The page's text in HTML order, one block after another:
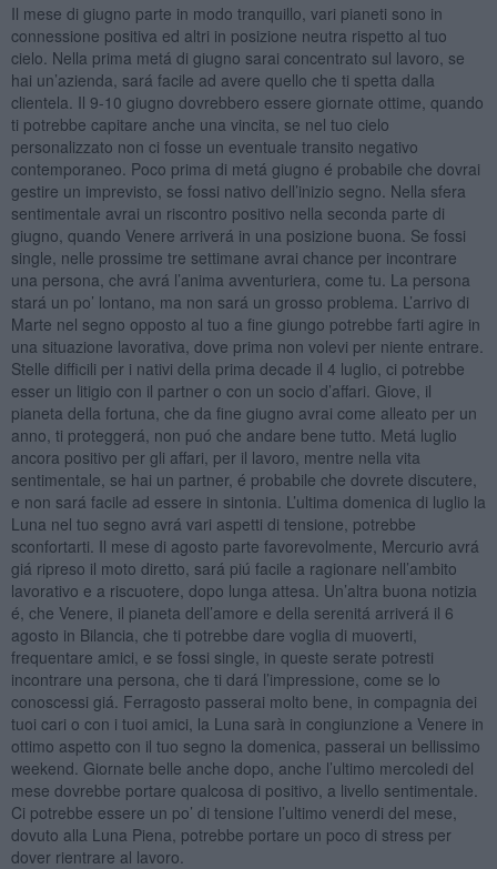
Il mese di giugno parte in modo tranquillo, vari pianeti sono in
connessione positiva ed altri in posizione neutra rispetto al tuo
cielo. Nella prima metá di giugno sarai concentrato sul lavoro, se
hai un’azienda, sará facile ad avere quello che ti spetta dalla
clientela. Il 9-10 giugno dovrebbero essere giornate ottime, quando
ti potrebbe capitare anche una vincita, se nel tuo cielo
personalizzato non ci fosse un eventuale transito negativo
contemporaneo. Poco prima di metá giugno é probabile che dovrai
gestire un imprevisto, se fossi nativo dell’inizio segno. Nella sfera
sentimentale avrai un riscontro positivo nella seconda parte di
giugno, quando Venere arriverá in una posizione buona. Se fossi
single, nelle prossime tre settimane avrai chance per incontrare
una persona, che avrá l’anima avventuriera, come tu. La persona
stará un po’ lontano, ma non sará un grosso problema. L’arrivo di
Marte nel segno opposto al tuo a fine giungo potrebbe farti agire in
una situazione lavorativa, dove prima non volevi per niente entrare.
Stelle difficili per i nativi della prima decade il 4 luglio, ci potrebbe
esser un litigio con il partner o con un socio d’affari. Giove, il
pianeta della fortuna, che da fine giugno avrai come alleato per un
anno, ti proteggerá, non puó che andare bene tutto. Metá luglio
ancora positivo per gli affari, per il lavoro, mentre nella vita
sentimentale, se hai un partner, é probabile che dovrete discutere,
e non sará facile ad essere in sintonia. L’ultima domenica di luglio la
Luna nel tuo segno avrá vari aspetti di tensione, potrebbe
sconfortarti. Il mese di agosto parte favorevolmente, Mercurio avrá
giá ripreso il moto diretto, sará piú facile a ragionare nell’ambito
lavorativo e a riscuotere, dopo lunga attesa. Un’altra buona notizia
é, che Venere, il pianeta dell’amore e della serenitá arriverá il 6
agosto in Bilancia, che ti potrebbe dare voglia di muoverti,
frequentare amici, e se fossi single, in queste serate potresti
incontrare una persona, che ti dará l’impressione, come se lo
conoscessi giá. Ferragosto passerai molto bene, in compagnia dei
tuoi cari o con i tuoi amici, la Luna sarà in congiunzione a Venere in
ottimo aspetto con il tuo segno la domenica, passerai un bellissimo
weekend. Giornate belle anche dopo, anche l’ultimo mercoledi del
mese dovrebbe portare qualcosa di positivo, a livello sentimentale.
Ci potrebbe essere un po’ di tensione l’ultimo venerdi del mese,
dovuto alla Luna Piena, potrebbe portare un poco di stress per
dover rientrare al lavoro.